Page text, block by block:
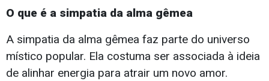
O que é a simpatia da alma gêmea
A simpatia da alma gêmea faz parte do universo
místico popular. Ela costuma ser associada à ideia
de alinhar energia para atrair um novo amor.